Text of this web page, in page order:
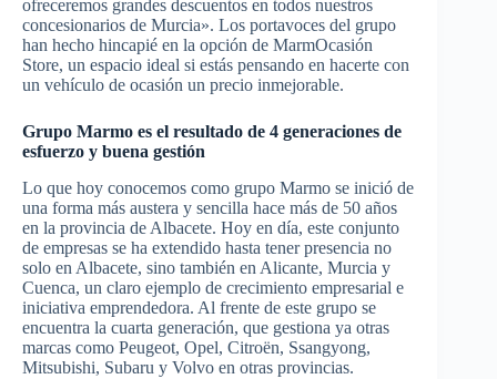
ofreceremos grandes descuentos en todos nuestros
concesionarios de Murcia». Los portavoces del grupo
han hecho hincapié en la opción de MarmOcasión
Store, un espacio ideal si estás pensando en hacerte con
un vehículo de ocasión un precio inmejorable.
Grupo Marmo es el resultado de 4 generaciones de
esfuerzo y buena gestión
Lo que hoy conocemos como grupo Marmo se inició de
una forma más austera y sencilla hace más de 50 años
en la provincia de Albacete. Hoy en día, este conjunto
de empresas se ha extendido hasta tener presencia no
solo en Albacete, sino también en Alicante, Murcia y
Cuenca, un claro ejemplo de crecimiento empresarial e
iniciativa emprendedora. Al frente de este grupo se
encuentra la cuarta generación, que gestiona ya otras
marcas como Peugeot, Opel, Citroën, Ssangyong,
Mitsubishi, Subaru y Volvo en otras provincias.